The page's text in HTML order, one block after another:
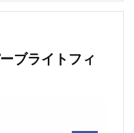
ブライトフィ